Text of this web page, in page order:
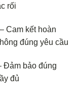
rối
– Cam kết hoàn
đúng yêu cầu
Đảm bảo đúng
đủ